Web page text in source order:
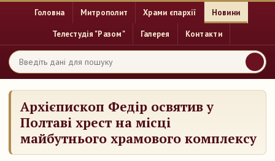
Головна Митрополит Храми єпархії Новини
Телестудія "Разом" Галерея Контакти
Архієпископ Федір освятив у
Полтаві хрест на місці
майбутнього храмового комплексу